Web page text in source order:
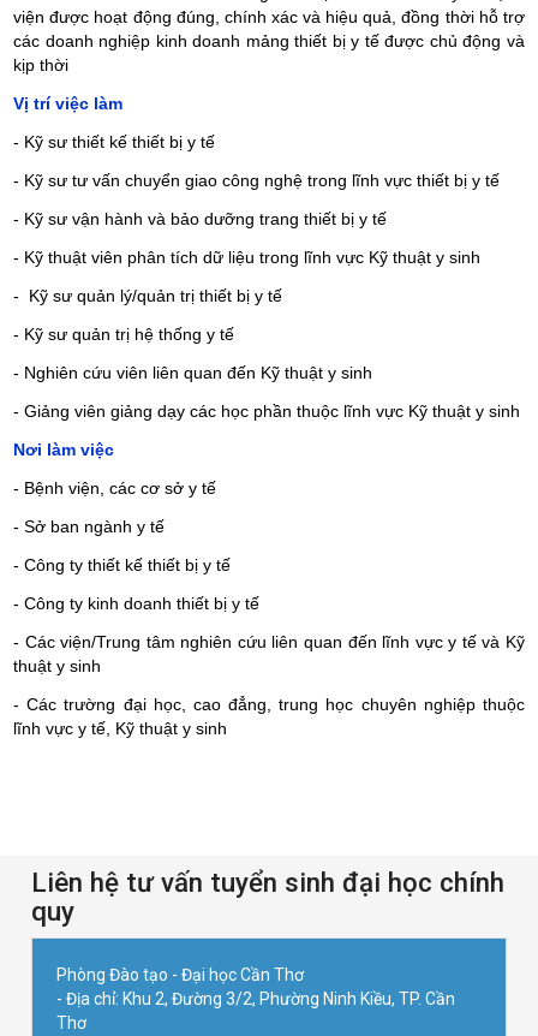
viện được hoạt động đúng, chính xác và hiệu quả, đồng thời hỗ trợ
các doanh nghiệp kinh doanh mảng thiết bị y tế được chủ động và
kịp thời
Vị trí việc làm
- Kỹ sư thiết kế thiết bị y tế
- Kỹ sư tư vấn chuyển giao công nghệ trong lĩnh vực thiết bị y tế
- Kỹ sư vận hành và bảo dưỡng trang thiết bị y tế
- Kỹ thuật viên phân tích dữ liệu trong lĩnh vực Kỹ thuật y sinh
- Kỹ sư quản lý/quản trị thiết bị y tế
- Kỹ sư quản trị hệ thống y tế
- Nghiên cứu viên liên quan đến Kỹ thuật y sinh
- Giảng viên giảng dạy các học phần thuộc lĩnh vực Kỹ thuật y sinh
Nơi làm việc
- Bệnh viện, các cơ sở y tế
- Sở ban ngành y tế
- Công ty thiết kế thiết bị y tế
- Công ty kinh doanh thiết bị y tế
- Các viện/Trung tâm nghiên cứu liên quan đến lĩnh vực y tế và Kỹ
thuật y sinh
- Các trường đại học, cao đẳng, trung học chuyên nghiệp thuộc
lĩnh vực y tế, Kỹ thuật y sinh
Liên hệ tư vấn tuyển sinh đại học chính
quy
Phòng Đào tạo - Đại học Cần Thơ
- Địa chỉ: Khu 2, Đường 3/2, Phường Ninh Kiều, TP. Cần
Thơ